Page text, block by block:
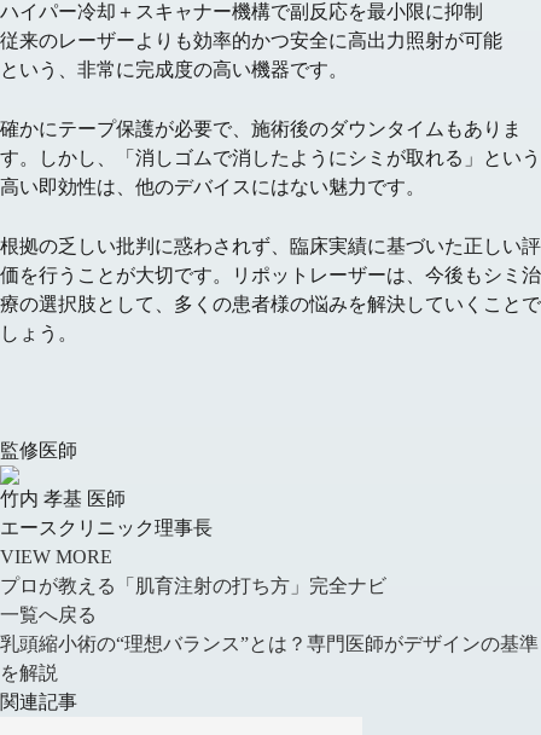
ハイパー冷却＋スキャナー機構で副反応を最小限に抑制
従来のレーザーよりも効率的かつ安全に高出力照射が可能
という、非常に完成度の高い機器です。
確かにテープ保護が必要で、施術後のダウンタイムもありま
す。しかし、
「消しゴムで消したようにシミが取れる」
という
高い即効性は、他のデバイスにはない魅力です。
根拠の乏しい批判に惑わされず、 臨床実績に基づいた正しい評
価を行うことが大切です。リポットレーザーは、今後もシミ治
療の選択肢として、多くの患者様の悩みを解決していくことで
しょう。
監修医師
竹内 孝基 医師
エースクリニック理事長
VIEW MORE
プロが教える「肌育注射の打ち方」完全ナビ
一覧へ戻る
乳頭縮小術の“理想バランス”とは？専門医師がデザインの基準
を解説
関連記事